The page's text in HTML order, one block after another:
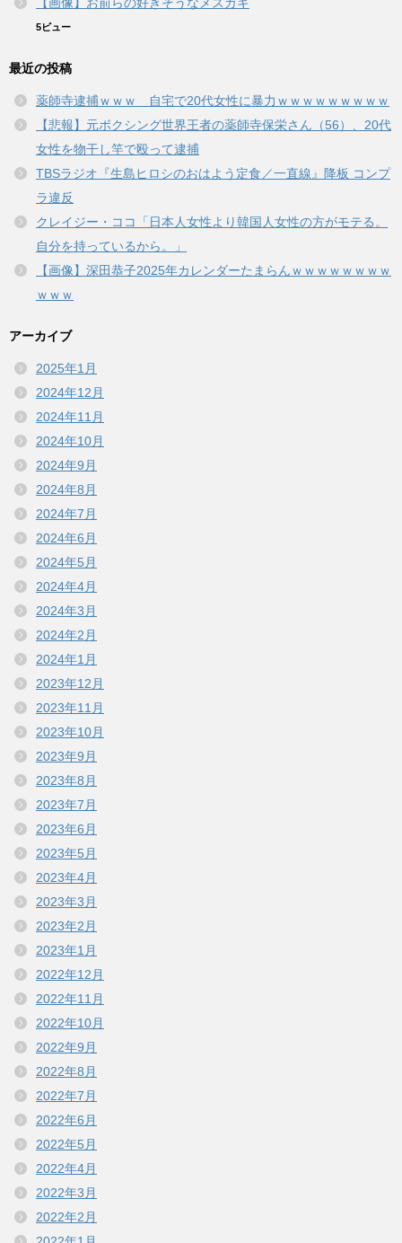
5ビュー
最近の投稿
薬師寺逮捕ｗｗｗ 自宅で20代女性に暴力ｗｗｗｗｗｗｗｗｗ
【悲報】元ボクシング世界王者の薬師寺保栄さん（56）、20代
女性を物干し竿で殴って逮捕
TBSラジオ『生島ヒロシのおはよう定食／一直線』降板 コンプ
ラ違反
クレイジー・ココ「日本人女性より韓国人女性の方がモテる。
自分を持っているから。」
【画像】深田恭子2025年カレンダーたまらんｗｗｗｗｗｗｗｗ
ｗｗｗ
アーカイブ
2025年1月
2024年12月
2024年11月
2024年10月
2024年9月
2024年8月
2024年7月
2024年6月
2024年5月
2024年4月
2024年3月
2024年2月
2024年1月
2023年12月
2023年11月
2023年10月
2023年9月
2023年8月
2023年7月
2023年6月
2023年5月
2023年4月
2023年3月
2023年2月
2023年1月
2022年12月
2022年11月
2022年10月
2022年9月
2022年8月
2022年7月
2022年6月
2022年5月
2022年4月
2022年3月
2022年2月